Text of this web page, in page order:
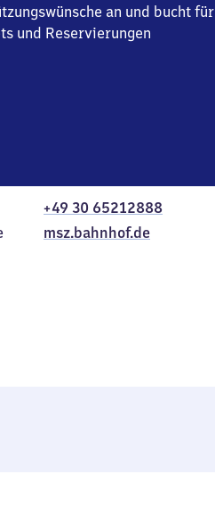
an und bucht für
und Reservierungen
+49 30 65212888
msz.bahnhof.de